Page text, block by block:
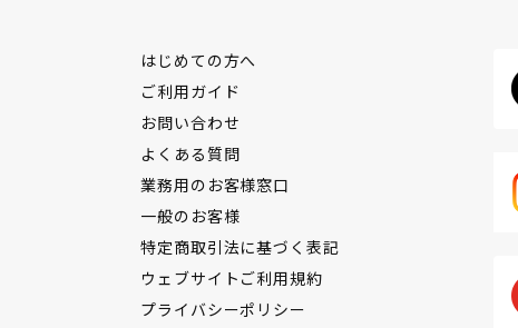
はじめての方へ
ご利用ガイド
お問い合わせ
よくある質問
業務用のお客様窓口
一般のお客様
特定商取引法に基づく表記
ウェブサイトご利用規約
プライバシーポリシー